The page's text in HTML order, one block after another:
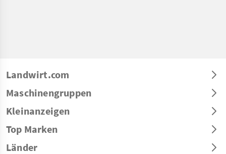
Landwirt.com
Maschinengruppen
Kleinanzeigen
Top Marken
Länder